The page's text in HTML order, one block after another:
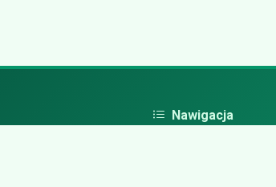
Nawigacja